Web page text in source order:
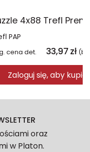
PAP
cena det. 33,97 zł
Zaloguj się, aby kupić
oraz
w Platon.